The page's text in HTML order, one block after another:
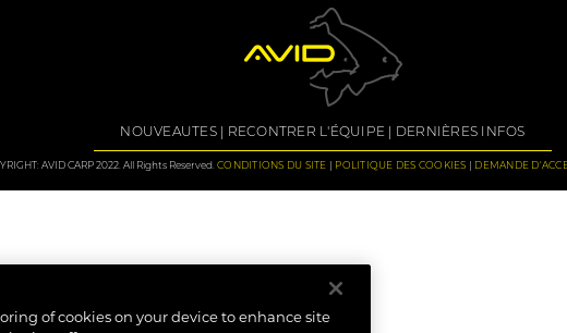
NOUVEAUTES RECONTRER L'ÉQUIPE DERNIÈRES INFOS
AVID CARP 2022. All Rights Reserved. CONDITIONS DU SITE POLITIQUE DES COOKIES DEMANDE
of cookies on your device to enhance site